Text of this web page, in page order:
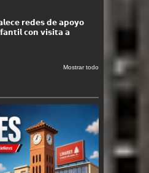
𝗿𝗲𝗱𝗲𝘀 𝗱𝗲 𝗮𝗽𝗼𝘆𝗼
𝗰𝗼𝗻 𝘃𝗶𝘀𝗶𝘁𝗮 𝗮
Mostrar todo